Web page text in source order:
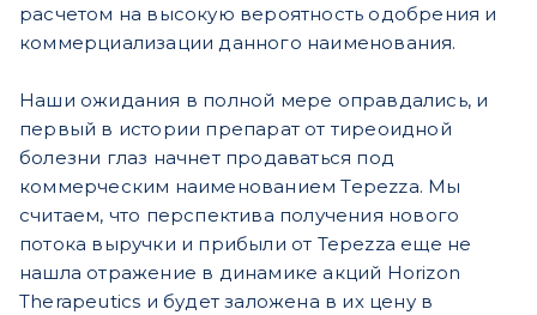
расчетом на высокую вероятность одобрения и
коммерциализации данного наименования.
Наши ожидания в полной мере оправдались, и
первый в истории препарат от тиреоидной
болезни глаз начнет продаваться под
коммерческим наименованием Tepezza. Мы
считаем, что перспектива получения нового
потока выручки и прибыли от Tepezza еще не
нашла отражение в динамике акций Horizon
Therapeutics и будет заложена в их цену в